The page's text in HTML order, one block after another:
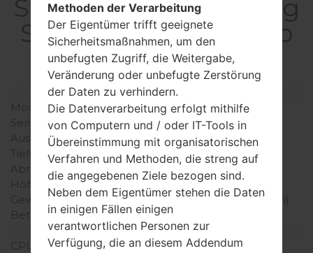
SpezifikationSamsung
SM-T805WGalaxy Tab
S 10.5
Modell und seine Eigenschaften
Modell
SamsungSM-T805W
Serie
Galaxy Tab S 10.5
Ausgabe
Juli, 2014
Tiefe
6.6 millimeter (0.26 Zoll)
Abmessungen (Breite /
Höhe)
247.3 x 177.3 millimeter
(9.74 x 6.98 Zoll)
Gewicht
467 gramm (16.47 unzen)
Betriebssystem
Android Lollipop 5.0.2
Ausrüstung
CPU
1900MHz ARM Cortex -
Methoden der Verarbeitung
Der Eigentümer trifft geeignete
Sicherheitsmaßnahmen, um den
unbefugten Zugriff, die Weitergabe,
Veränderung oder unbefugte Zerstörung
der Daten zu verhindern.
Die Datenverarbeitung erfolgt mithilfe
von Computern und / oder IT-Tools in
Übereinstimmung mit organisatorischen
Verfahren und Methoden, die streng auf
die angegebenen Ziele bezogen sind.
Neben dem Eigentümer stehen die Daten
in einigen Fällen einigen
verantwortlichen Personen zur
Verfügung, die an diesem Addendum